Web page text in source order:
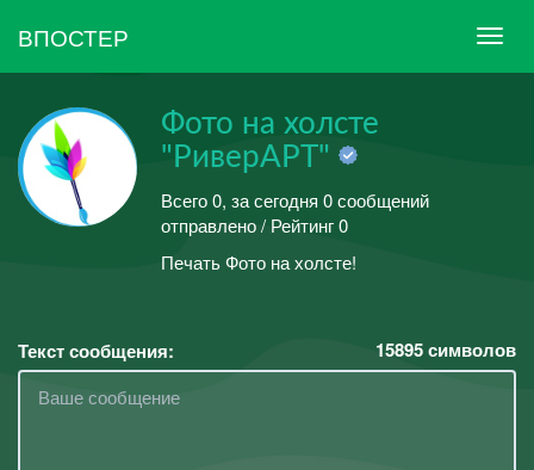
ВПОСТЕР
Фото на холсте
"РиверАРТ"
Всего 0, за сегодня 0 сообщений
отправлено / Рейтинг 0
Печать Фото на холсте!
Текст сообщения: 15895символов